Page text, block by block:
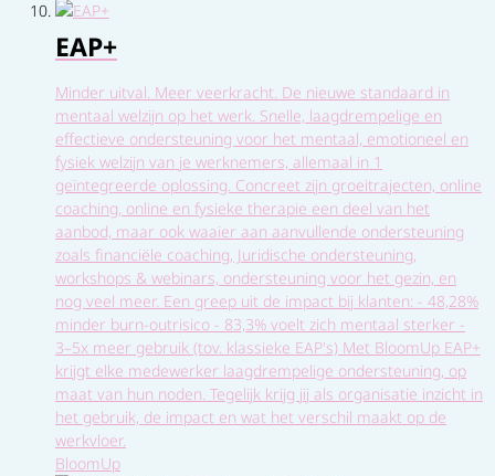
EAP+
Minder uitval. Meer veerkracht. De nieuwe standaard in
mentaal welzijn op het werk. Snelle, laagdrempelige en
effectieve ondersteuning voor het mentaal, emotioneel en
fysiek welzijn van je werknemers, allemaal in 1
geïntegreerde oplossing. Concreet zijn groeitrajecten, online
coaching, online en fysieke therapie een deel van het
aanbod, maar ook waaier aan aanvullende ondersteuning
zoals financiële coaching, Juridische ondersteuning,
workshops & webinars, ondersteuning voor het gezin, en
nog veel meer. Een greep uit de impact bij klanten: - 48,28%
minder burn-outrisico - 83,3% voelt zich mentaal sterker -
3–5x meer gebruik (tov. klassieke EAP's) Met BloomUp EAP+
krijgt elke medewerker laagdrempelige ondersteuning, op
maat van hun noden. Tegelijk krijg jij als organisatie inzicht in
het gebruik, de impact en wat het verschil maakt op de
werkvloer.
BloomUp